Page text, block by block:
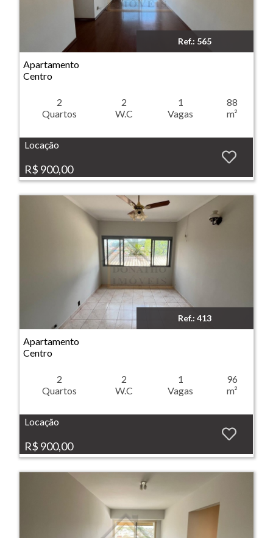
Imóvel: Apartamento - Centro - Ribeirão Preto Ref.: 565
Apartamento
Centro
2
Quartos
2
W.C
1
Vagas
88
m²
Locação
R$ 900,00
Imóvel: Apartamento - Centro - Ribeirão Preto Ref.: 413
Apartamento
Centro
2
Quartos
2
W.C
1
Vagas
96
m²
Locação
R$ 900,00